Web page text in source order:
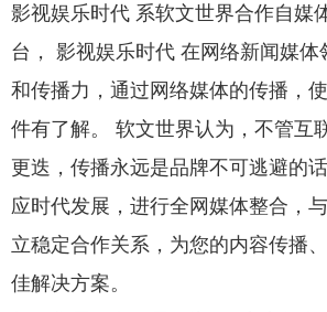
影视娱乐时代 系软文世界合作自媒
台， 影视娱乐时代 在网络新闻媒体
和传播力，通过网络媒体的传播，
件有了解。 软文世界认为，不管互
更迭，传播永远是品牌不可逃避的
应时代发展，进行全网媒体整合，
立稳定合作关系，为您的内容传播
佳解决方案。